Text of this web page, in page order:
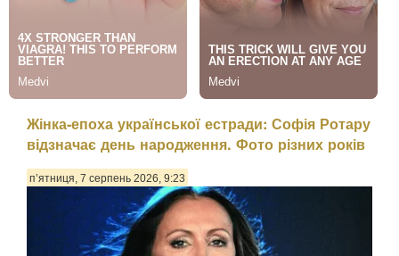
Жінка-епоха української естради: Софія Ротару
відзначає день народження. Фото різних років
п’ятниця, 7 серпень 2026, 9:23